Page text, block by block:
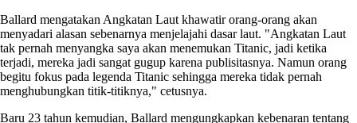
Ballard mengatakan Angkatan Laut khawatir orang-orang akan
menyadari alasan sebenarnya menjelajahi dasar laut. "Angkatan Laut
tak pernah menyangka saya akan menemukan Titanic, jadi ketika
terjadi, mereka jadi sangat gugup karena publisitasnya. Namun orang
begitu fokus pada legenda Titanic sehingga mereka tidak pernah
menghubungkan titik-titiknya," cetusnya.
Baru 23 tahun kemudian, Ballard mengungkapkan kebenaran tentang